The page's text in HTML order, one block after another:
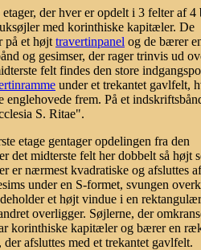
der hver er opdelt i 3 felter af 4
med korinthiske kapitæler. De
på et højt travertinpanel og de bærer
og gesimser, der rager trinvis ud
felt findes den store
under et trekantet gavlfelt,
englehovede frem. På et
S. Ritae".
etage gentager opdelingen fra den
det midterste felt her dobbelt så højt
er nærmest kvadratiske og afsluttes
under en S-formet, svungen
et højt vindue i en rektangulær
overligger. Søjlerne, der
korinthiske kapitæler og bærer en
der afsluttes med et trekantet gavlfelt.